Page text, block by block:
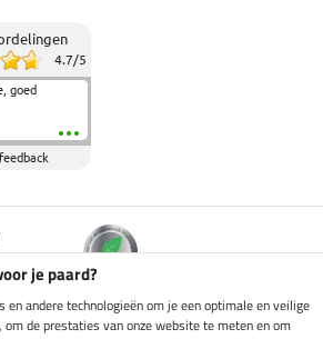
4.7/5
goed
je paard?
en andere technologieën om je een optimale en veilige
de prestaties van onze website te meten en om